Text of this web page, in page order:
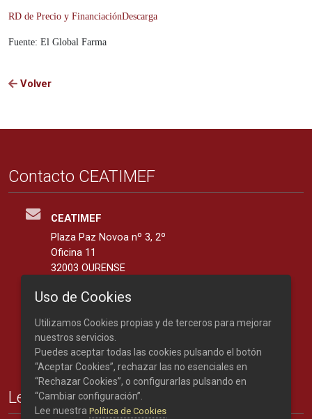
RD de Precio y FinanciaciónDescarga
Fuente: El Global Farma
Volver
Contacto CEATIMEF
CEATIMEF
Plaza Paz Novoa nº 3, 2º
Oficina 11
32003 OURENSE
Teléfono: 988 219 893
Legal
Uso de Cookies
Utilizamos Cookies propias y de terceros para mejorar
nuestros servicios.
Puedes aceptar todas las cookies pulsando el botón
“Aceptar Cookies”, rechazar las no esenciales en
“Rechazar Cookies”, o configurarlas pulsando en
“Cambiar configuración”.
Lee nuestra Política de Cookies